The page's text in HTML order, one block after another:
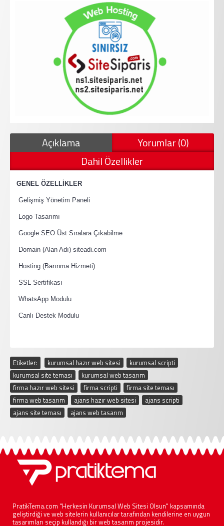
Açıklama
Yorumlar (0)
Dahil Özellikler
GENEL ÖZELLİKLER
Gelişmiş Yönetim Paneli
Logo Tasarımı
Google SEO Üst Sıralara Çıkabilme
Domain (Alan Adı) siteadi.com
Hosting (Barınma Hizmeti)
SSL Sertifikası
WhatsApp Modulu
Canlı Destek Modulu
Etiketler: kurumsal hazır web sitesi kurumsal scripti
kurumsal site teması
kurumsal web tasarım
firma hazır web sitesi
firma scripti firma site teması
firma web tasarım
ajans hazır web sitesi ajans scripti
ajans site teması
ajans web tasarım
PratikTema.com "Herkesin Kurumsal Web Sitesi Olsun" kapsamında
geliştirdiği ve web sitelerin kullanıcılar tarafından kendilerine en uygun
tasarımları seçip kullandığı bir web tasarım projesidir.